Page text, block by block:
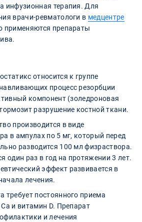
инфузионная терапия. Для
врачи-ревматологи в медцентре
применяются препараты
относится к группе
процесс резорбции
компонент (золедроновая
разрушение костной ткани.
производится в виде
в ампулах по 5 мг, который перед
разводится 100 мл физраствора.
один раз в год на протяжении 3 лет.
эффект развивается в
лечения.
требует постоянного приема
и витамин D. Препарат
и лечения